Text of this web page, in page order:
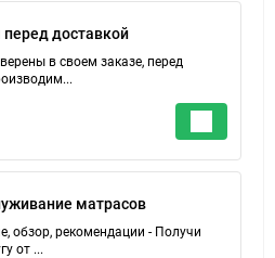
доставкой
в своем заказе, перед
матрасов
обзор, рекомендации - Получи
от ...